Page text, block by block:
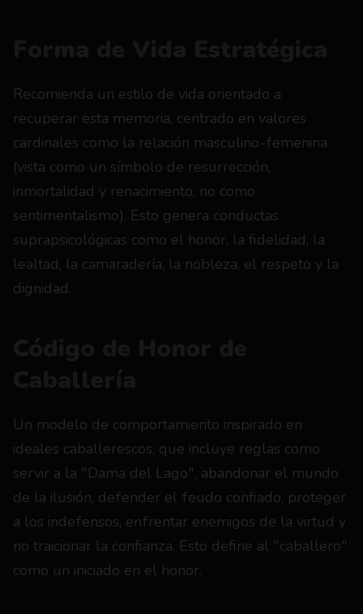
Recomienda un estilo de vida orientado a
recuperar esta memoria, centrado en valores
cardinales como la relación masculino-femenina
(vista como un símbolo de resurrección,
inmortalidad y renacimiento, no como
sentimentalismo). Esto genera conductas
suprapsicológicas como el honor, la fidelidad, la
lealtad, la camaradería, la nobleza, el respeto y la
dignidad.
Un modelo de comportamiento inspirado en
ideales caballerescos, que incluye reglas como
servir a la "Dama del Lago", abandonar el mundo
de la ilusión, defender el feudo confiado, proteger
a los indefensos, enfrentar enemigos de la virtud y
no traicionar la confianza. Esto define al "caballero"
como un iniciado en el honor.